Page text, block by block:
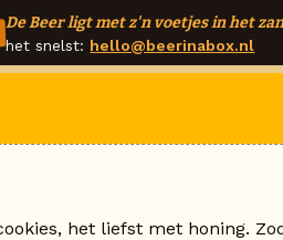
De Beer ligt met z'n voetjes in het
het snelst: hello@beerinabox.nl
het liefst met honing.